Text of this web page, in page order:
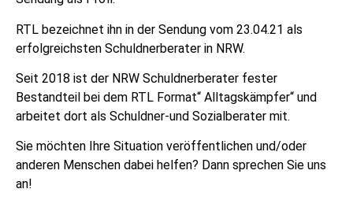
RTL bezeichnet ihn in der Sendung vom 23.04.21 als
erfolgreichsten Schuldnerberater in NRW.
Seit 2018 ist der NRW Schuldnerberater fester
Bestandteil bei dem RTL Format“ Alltagskämpfer“ und
arbeitet dort als Schuldner-und Sozialberater mit.
Sie möchten Ihre Situation veröffentlichen und/oder
anderen Menschen dabei helfen? Dann sprechen Sie uns
an!